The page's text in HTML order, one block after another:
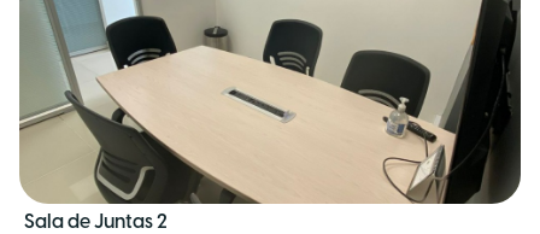
Sala de Juntas 2